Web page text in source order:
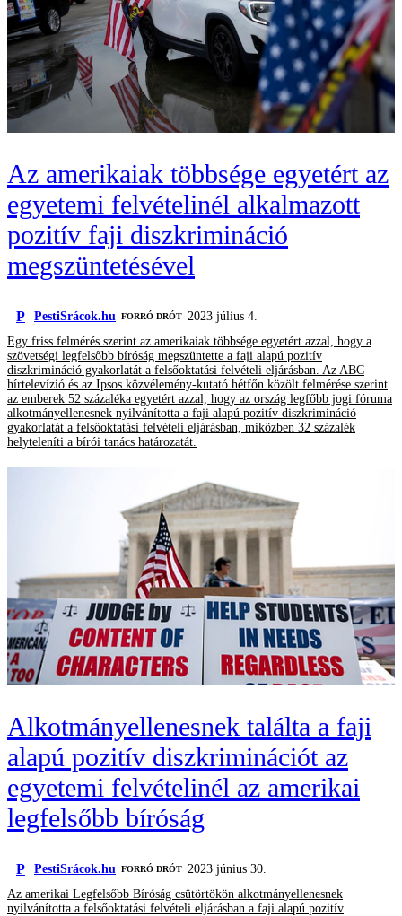
Az amerikaiak többsége egyetért az
egyetemi felvételinél alkalmazott
pozitív faji diszkrimináció
megszüntetésével
P PestiSrácok.hu FORRÓ DRÓT
2023 július 4.
Egy friss felmérés szerint az amerikaiak többsége egyetért azzal, hogy a
szövetségi legfelsőbb bíróság megszüntette a faji alapú pozitív
diszkrimináció gyakorlatát a felsőoktatási felvételi eljárásban. Az ABC
hírtelevízió és az Ipsos közvélemény-kutató hétfőn közölt felmérése szerint
az emberek 52 százaléka egyetért azzal, hogy az ország legfőbb jogi fóruma
alkotmányellenesnek nyilvánította a faji alapú pozitív diszkrimináció
gyakorlatát a felsőoktatási felvételi eljárásban, miközben 32 százalék
helyteleníti a bírói tanács határozatát.
Alkotmányellenesnek találta a faji
alapú pozitív diszkriminációt az
egyetemi felvételinél az amerikai
legfelsőbb bíróság
P PestiSrácok.hu FORRÓ DRÓT
2023 június 30.
Az amerikai Legfelsőbb Bíróság csütörtökön alkotmányellenesnek
nyilvánította a felsőoktatási felvételi eljárásban a faji alapú pozitív